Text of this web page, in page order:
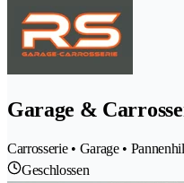
Garage &
Carrosserie • Garage •
Geschlossen